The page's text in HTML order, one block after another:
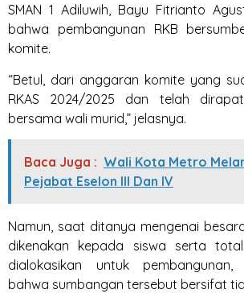
SMAN 1 Adiluwih, Bayu Fitrianto
bahwa pembangunan RKB
komite.
“Betul, dari anggaran komite yang
RKAS 2024/2025 dan telah
bersama wali murid,” jelasnya.
Baca Juga : Wali Kota Metro
Pejabat Eselon III Dan IV
Namun, saat ditanya mengenai
dikenakan kepada siswa serta
dialokasikan untuk
bahwa sumbangan tersebut bersifat